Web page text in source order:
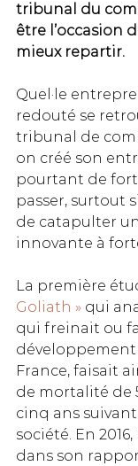
tribunal du
être l’occasion
mieux repartir.
Quel·le
redouté se
tribunal de
on créé son
pourtant de
passer, surtout
de catapulter
innovante à
La première
Goliath » qui
qui freinait ou
développement
France, faisait
de mortalité de
cinq ans
société. En
dans son